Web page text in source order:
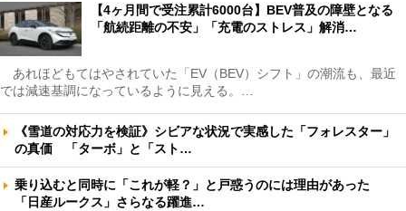
【4ヶ月間で受注累計6000台】BEV普及の障壁となる
「航続距離の不安」「充電のストレス」解消…
あれほどもてはやされていた「EV（BEV）シフト」の潮流も、最近
では減速基調になっているように見える。…
《雪道の対応力を検証》シビアな状況で実感した「フォレスター」
の真価 「ターボ」と「スト…
乗り込むと同時に「これが軽？」と戸惑うのには理由があった
「日産ルークス」さらなる躍進…